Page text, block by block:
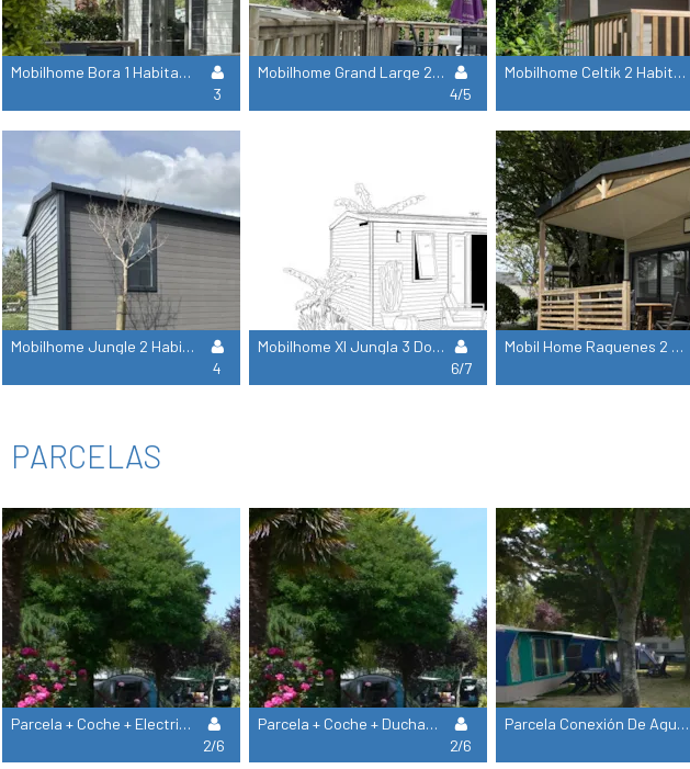
Mobilhome Bora 1 Habitación
3
Mobilhome Grand Large 2 Dormitorios + 1 Cama Supletoria En El Salón Sobre Banco De Asiento.
4/5
Mobilhome Celtik 2 Habitaciones
Mobilhome Jungle 2 Habitaciones
4
Mobilhome Xl Jungla 3 Dormitorios
6/7
Mobil Home Raguenes 2 Habitaciones
PARCELAS
Parcela + Coche + Electricidad 10A
2/6
Parcela + Coche + Duchas Calientes + Electricidad 15A
2/6
Parcela Conexión De Agua Y Desagüe + Coche + Electricidad 15A